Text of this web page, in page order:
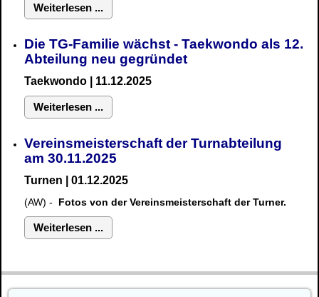
Weiterlesen ...
Die TG-Familie wächst - Taekwondo als 12.
Abteilung neu gegründet
Taekwondo | 11.12.2025
Weiterlesen ...
Vereinsmeisterschaft der Turnabteilung
am 30.11.2025
Turnen | 01.12.2025
(AW) - Fotos von der Vereinsmeisterschaft der Turner.
Weiterlesen ...